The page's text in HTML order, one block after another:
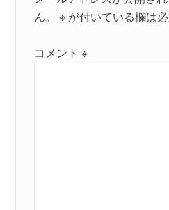
ん。
※ が付いている欄は
コメント※